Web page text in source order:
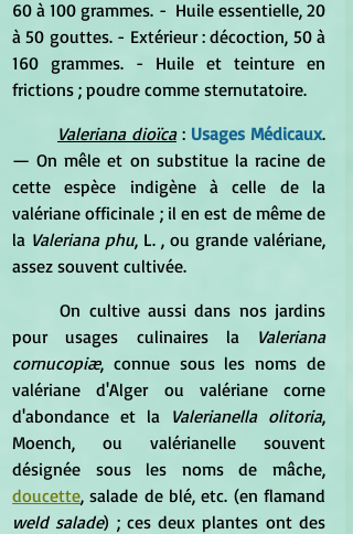
60 à 100 grammes. -  Huile essentielle, 20
à 50 gouttes. - Extérieur : décoction, 50 à
160 grammes. - Huile et teinture en
frictions ; poudre comme sternutatoire.
Valeriana dioïca : Usages Médicaux
— On mêle et on substitue la racine de
cette espèce indigène à celle de la
valériane officinale ; il en est de même de
la Valeriana phu, L. , ou grande valériane,
assez souvent cultivée.
	On cultive aussi dans nos jardins
pour usages culinaires la Valeriana
cornucopiæ, connue sous les noms de
valériane d'Alger ou valériane corne
d'abondance et la Valerianella olitoria,
Moench, ou valérianelle souvent
doucette
weld salade) ; ces deux plantes ont des